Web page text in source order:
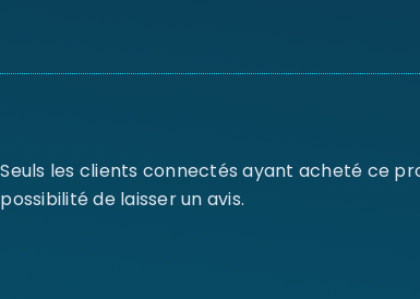
Seuls les clients connectés ayant acheté ce
possibilité de laisser un avis.